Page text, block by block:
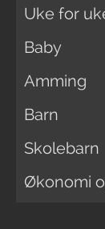
Uke for
Baby
Amming
Barn
Skolebarn
Økonomi